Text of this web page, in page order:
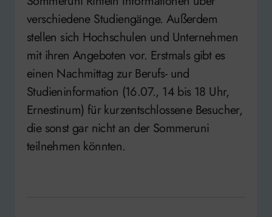
verschiedene Studiengänge. Außerdem
stellen sich Hochschulen und Unternehmen
mit ihren Angeboten vor. Erstmals gibt es
einen Nachmittag zur Berufs- und
Studieninformation (16.07., 14 bis 18 Uhr,
Ernestinum) für kurzentschlossene Besucher,
die sonst gar nicht an der Sommeruni
teilnehmen könnten.